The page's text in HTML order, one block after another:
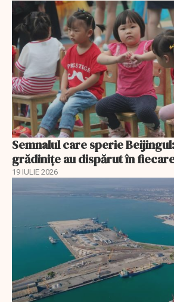
Semnalul care sperie
grădinițe au dispărut în
19 IULIE 2026